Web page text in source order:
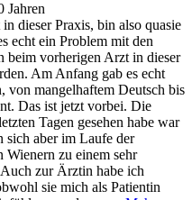
Jahren
dieser Praxis, bin also quasie
echt ein Problem mit den
beim vorherigen Arzt in dieser
Am Anfang gab es echt
von mangelhaftem Deutsch bis
Das ist jetzt vorbei. Die
Tagen gesehen habe war
sich aber im Laufe der
Wienern zu einem sehr
zur Ärztin habe ich
sie mich als Patientin